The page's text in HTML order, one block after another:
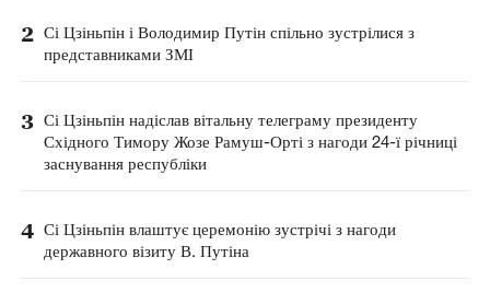
2 Сі Цзіньпін і Володимир Путін спільно зустрілися з
представниками ЗМІ
3 Сі Цзіньпін надіслав вітальну телеграму президенту
Східного Тимору Жозе Рамуш-Орті з нагоди 24-ї річниці
заснування республіки
4 Сі Цзіньпін влаштує церемонію зустрічі з нагоди
державного візиту В. Путіна